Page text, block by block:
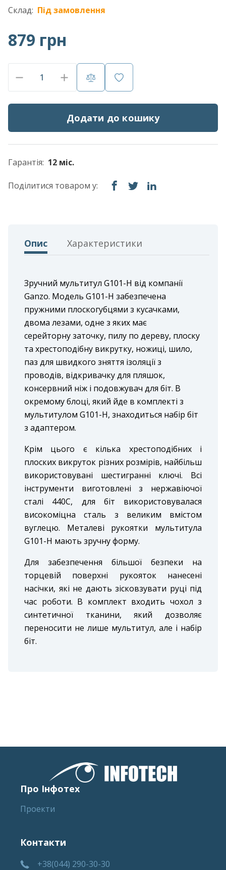
Склад: Під замовлення
879 грн
Додати до кошику
Гарантія: 12 міс.
Поділитися товаром у:
Опис Характеристики
Зручний мультитул G101-H від компанії
Ganzo. Модель G101-H забезпечена
пружними плоскогубцями з кусачками,
двома лезами, одне з яких має
серейторну заточку, пилу по дереву, плоску
та хрестоподібну викрутку, ножиці, шило,
паз для швидкого зняття ізоляції з
проводів, відкривачку для пляшок,
консервний ніж і подовжувач для біт. В
окремому блоці, який йде в комплекті з
мультитулом G101-H, знаходиться набір біт
з адаптером.
Крім цього є кілька хрестоподібних і
плоских викруток різних розмірів, найбільш
використовувані шестигранні ключі. Всі
інструменти виготовлені з нержавіючої
сталі 440С, для біт використовувалася
високоміцна сталь з великим вмістом
вуглецю. Металеві рукоятки мультитула
G101-H мають зручну форму.
Для забезпечення більшої безпеки на
торцевій поверхні рукояток нанесені
насічки, які не дають зісковзувати руці під
час роботи. В комплект входить чохол з
синтетичної тканини, який дозволяє
переносити не лише мультитул, але і набір
біт.
Про Інфотех
Проекти
Контакти
+38(044) 290-30-30